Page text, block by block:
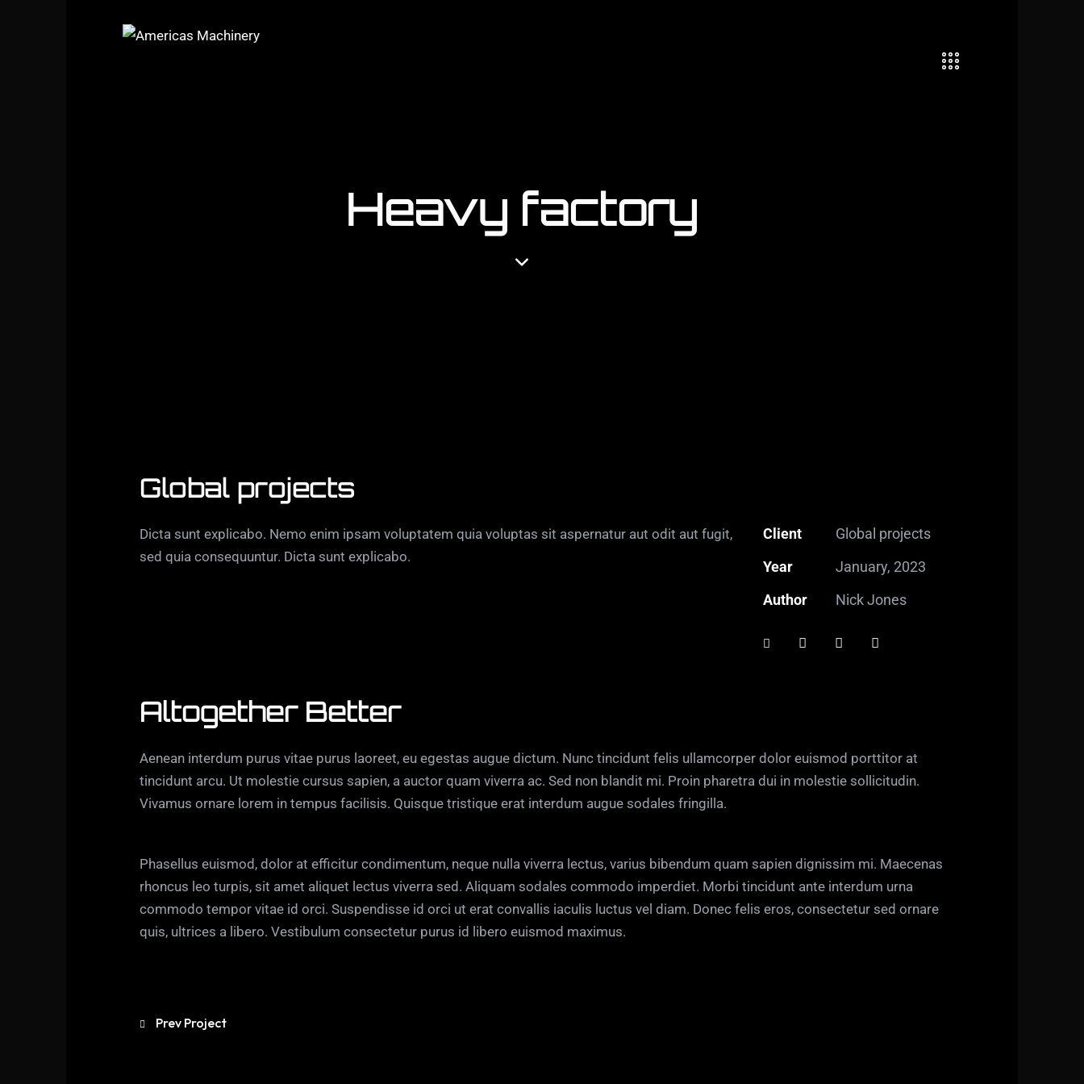
Heavy factory
Global projects
Dicta sunt explicabo. Nemo enim ipsam voluptatem quia voluptas sit aspernatur aut odit aut fugit,
sed quia consequuntur. Dicta sunt explicabo.
Client
Global projects
Year
January, 2023
Author
Nick Jones
Altogether Better
Aenean interdum purus vitae purus laoreet, eu egestas augue dictum. Nunc tincidunt felis ullamcorper dolor euismod porttitor at
tincidunt arcu. Ut molestie cursus sapien, a auctor quam viverra ac. Sed non blandit mi. Proin pharetra dui in molestie sollicitudin.
Vivamus ornare lorem in tempus facilisis. Quisque tristique erat interdum augue sodales fringilla.
Phasellus euismod, dolor at efficitur condimentum, neque nulla viverra lectus, varius bibendum quam sapien dignissim mi. Maecenas
rhoncus leo turpis, sit amet aliquet lectus viverra sed. Aliquam sodales commodo imperdiet. Morbi tincidunt ante interdum urna
commodo tempor vitae id orci. Suspendisse id orci ut erat convallis iaculis luctus vel diam. Donec felis eros, consectetur sed ornare
quis, ultrices a libero. Vestibulum consectetur purus id libero euismod maximus.
Prev Project